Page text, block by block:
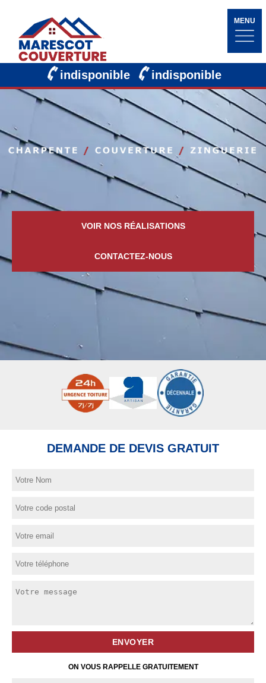
MENU
indisponible indisponible
VOIR NOS RÉALISATIONS
CONTACTEZ-NOUS
DEMANDE DE DEVIS GRATUIT
ON VOUS RAPPELLE GRATUITEMENT